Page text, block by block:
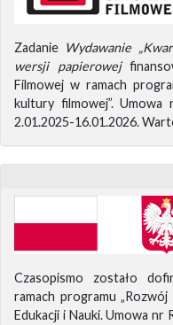
Zadanie Wydawanie
wersji papierowej
Filmowej w ramach
kultury filmowej”. Umowa
2.01.2025-16.01.2026.
Czasopismo zostało
ramach programu
Edukacji i Nauki. Umowa nr